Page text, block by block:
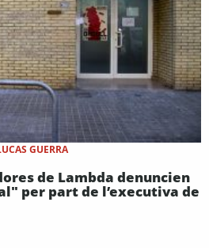
GUERRA
de Lambda denuncien
per part de l’executiva de